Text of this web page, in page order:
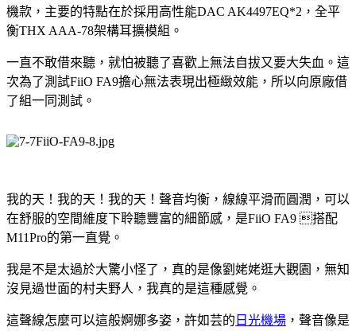
機款，主要的特點在於採用高性能DAC AK4497EQ*2，全平
衡THX AAA-78架構耳擴模組。
一直不敢借來聽，就怕被聽了喜歡上無法自拔又要大失血。這
次為了測試FiiO FA9擔心無法表現出極緻效能，所以向原廠借
了組一同測試。
我的天！我的天！我的天！聲音均衡，線線平滑而圓潤，可以
在舒服的空間維度下聆聽豐富的細節感，是FiiO FA9 搭配
M11Pro的第一直覺。
我是不是太過於大驚小怪了，真的是像劉姥姥逛大觀園，無知
沒見過世面的村夫野人，我真的是這種感覺。
這聲線怎麼可以這般婀娜多姿，許如芸的 日光機場 ，聲音像是